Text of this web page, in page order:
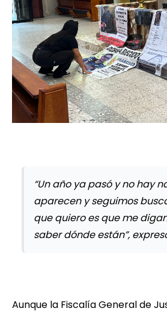
“Un año ya pasó y no hay
aparecen y seguimos
que quiero es que me
saber dónde están”,
Aunque la Fiscalía General de